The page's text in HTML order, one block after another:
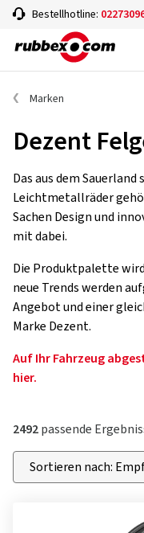
Bestellhotline:
Marken
Dezent
Das aus dem
Leichtmetallräder
Sachen Design und
mit dabei.
Die Produktpalette
neue Trends werden
Angebot und einer
Marke Dezent.
Auf Ihr Fahrzeug
hier.
2492passende